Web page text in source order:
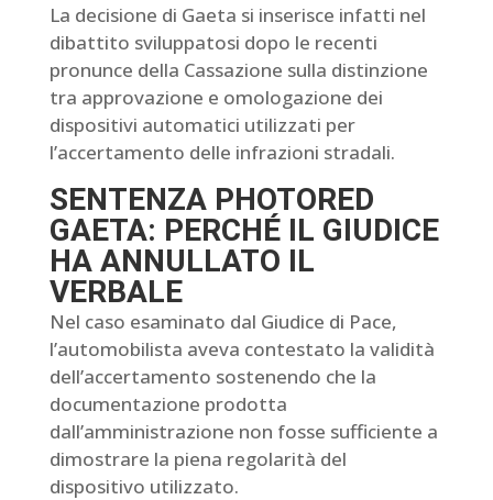
La decisione di Gaeta si inserisce infatti nel
dibattito sviluppatosi dopo le recenti
pronunce della Cassazione sulla distinzione
tra approvazione e omologazione dei
dispositivi automatici utilizzati per
l’accertamento delle infrazioni stradali.
SENTENZA PHOTORED
GAETA: PERCHÉ IL GIUDICE
HA ANNULLATO IL
VERBALE
Nel caso esaminato dal Giudice di Pace,
l’automobilista aveva contestato la validità
dell’accertamento sostenendo che la
documentazione prodotta
dall’amministrazione non fosse sufficiente a
dimostrare la piena regolarità del
dispositivo utilizzato.